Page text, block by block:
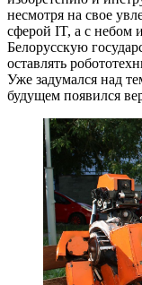
несмотря на свое
сферой IT, а с небом
Белорусскую
оставлять
Уже задумался над
будущем появился